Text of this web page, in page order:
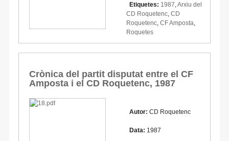
Etiquetes: 1987 Arxiu del
CD Roquetenc CD
Roquetenc CF Amposta
Roquetes
Crònica del partit disputat entre el CF
Amposta i el CD Roquetenc, 1987
Autor: CD Roquetenc
Data: 1987